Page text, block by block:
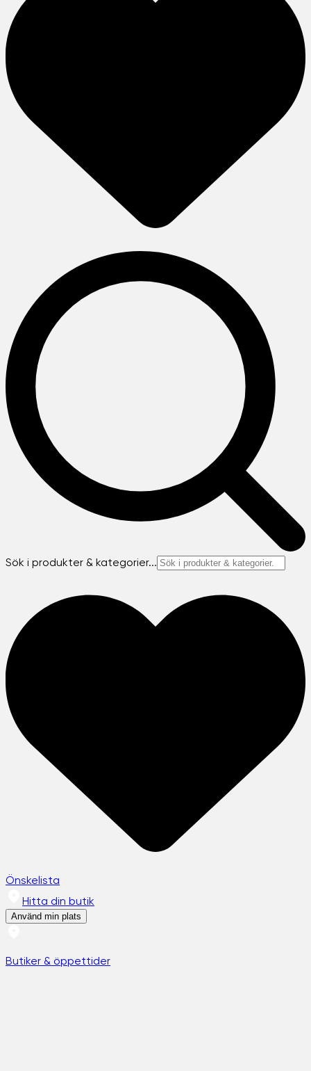
Sök i produkter & kategorier...
Önskelista
Hitta din butik
Använd min plats
Butiker & öppettider